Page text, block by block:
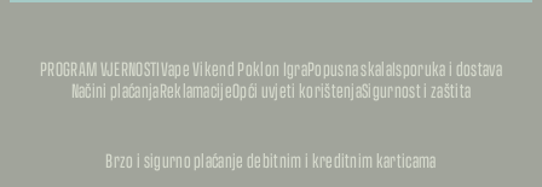
PROGRAM VJERNOSTIVape Vikend Poklon IgraPopusna skalaIsporuka i dostava
Načini plaćanjaReklamacijeOpći uvjeti korištenjaSigurnost i zaštita
Brzo i sigurno plaćanje debitnim i kreditnim karticama